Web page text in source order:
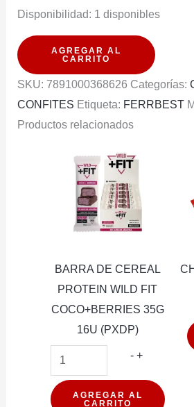
Disponibilidad: 1 disponibles
CHOCOLATE
GALAK
NESTLE
80G
cantidad
AGREGAR AL
CARRITO
SKU: 7891000368626 Categorías:
CONFITES Etiqueta: FERRBEST
Productos relacionados
BARRA DE CEREAL
PROTEIN WILD FIT
COCO+BERRIES 35G
16U (PXDP)
- BARRA
CEREAL
+
AGREGAR AL
CARRITO